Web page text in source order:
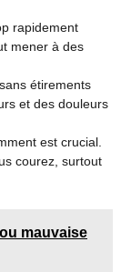
rapidement
mener à des
étirements
et des douleurs
est crucial.
courez, surtout
mauvaise